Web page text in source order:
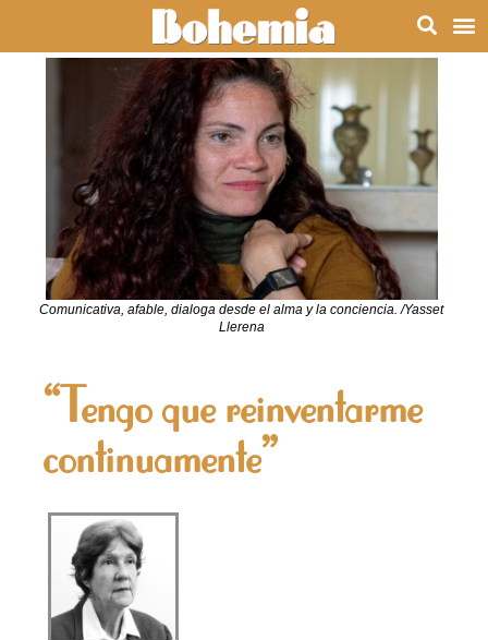
Comunicativa, afable, dialoga desde el alma y la conciencia. /Yasset
Llerena
“Tengo que reinventarme
continuamente”